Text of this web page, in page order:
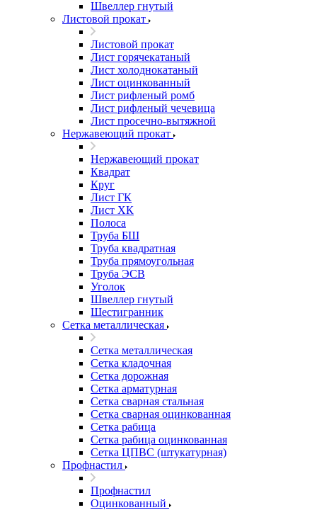
Швеллер гнутый
Листовой прокат
Листовой прокат
Лист горячекатаный
Лист холоднокатаный
Лист оцинкованный
Лист рифленый ромб
Лист рифленый чечевица
Лист просечно-вытяжной
Нержавеющий прокат
Нержавеющий прокат
Квадрат
Круг
Лист ГК
Лист ХК
Полоса
Труба БШ
Труба квадратная
Труба прямоугольная
Труба ЭСВ
Уголок
Швеллер гнутый
Шестигранник
Сетка металлическая
Сетка металлическая
Сетка кладочная
Сетка дорожная
Сетка арматурная
Сетка сварная стальная
Сетка сварная оцинкованная
Сетка рабица
Сетка рабица оцинкованная
Сетка ЦПВС (штукатурная)
Профнастил
Профнастил
Оцинкованный